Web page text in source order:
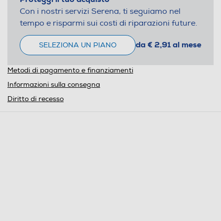
Con i nostri servizi Serena, ti seguiamo nel
tempo e risparmi sui costi di riparazioni future.
SELEZIONA UN PIANO da € 2,91 al mese
Metodi di pagamento e finanziamenti
Informazioni sulla consegna
Diritto di recesso